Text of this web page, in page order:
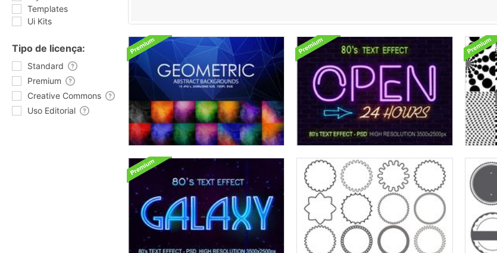
Templates
Ui Kits
Tipo de licença:
Standard
Premium
Creative Commons
Uso Editorial